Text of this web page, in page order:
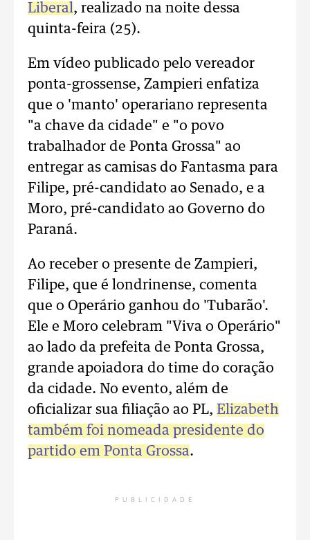
Liberal, realizado na noite dessa
quinta-feira (25).
Em vídeo publicado pelo vereador
ponta-grossense, Zampieri enfatiza
que o 'manto' operariano representa
"a chave da cidade" e "o povo
trabalhador de Ponta Grossa" ao
entregar as camisas do Fantasma para
Filipe, pré-candidato ao Senado, e a
Moro, pré-candidato ao Governo do
Paraná.
Ao receber o presente de Zampieri,
Filipe, que é londrinense, comenta
que o Operário ganhou do 'Tubarão'.
Ele e Moro celebram "Viva o Operário"
ao lado da prefeita de Ponta Grossa,
grande apoiadora do time do coração
da cidade. No evento, além de
oficializar sua filiação ao PL, Elizabeth
também foi nomeada presidente do
partido em Ponta Grossa.
PUBLICIDADE